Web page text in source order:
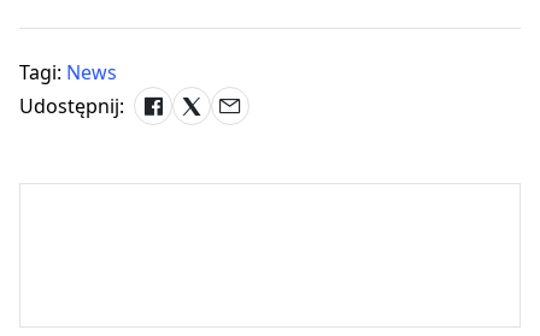
Tagi: News
Udostępnij: